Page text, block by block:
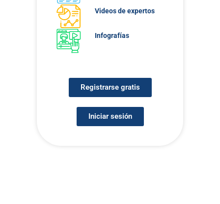
Videos de expertos
Infografías
Registrarse gratis
Iniciar sesión